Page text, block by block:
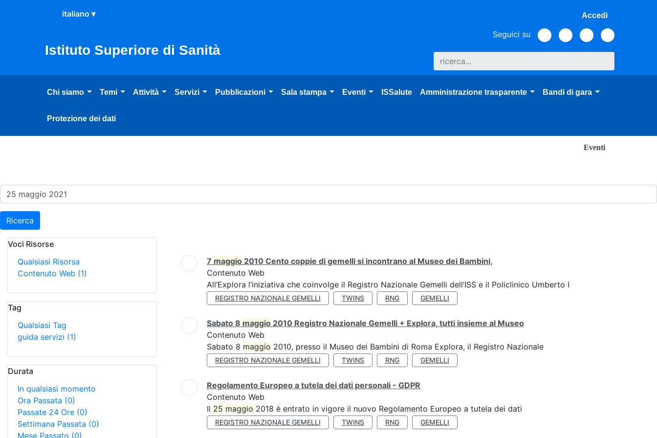
Salta al Contenuto
Salta al Footer
Accedi
Istituto Superiore di Sanità
Seguici su
Chi siamo Temi Attività Servizi Pubblicazioni Sala stampa Eventi ISSalute Amministrazione trasparente Bandi di gara
Protezione dei dati
Eventi
Ricerca
Voci Risorse
Qualsiasi Risorsa
Contenuto Web (1)
Tag
Qualsiasi Tag
guida servizi (1)
Durata
In qualsiasi momento
Ora Passata (0)
Passate 24 Ore (0)
Settimana Passata (0)
Mese Passato (0)
Ricerca
7 maggio 2010 Cento coppie di gemelli si incontrano al Museo dei Bambini,
Contenuto Web
All’Explora l’iniziativa che coinvolge il Registro Nazionale Gemelli dell’ISS e il Policlinico Umberto I
REGISTRO NAZIONALE GEMELLI TWINS RNG GEMELLI
Sabato 8 maggio 2010 Registro Nazionale Gemelli + Explora, tutti insieme al Museo
Contenuto Web
Sabato 8 maggio 2010, presso il Museo dei Bambini di Roma Explora, il Registro Nazionale
REGISTRO NAZIONALE GEMELLI TWINS RNG GEMELLI
Regolamento Europeo a tutela dei dati personali - GDPR
Contenuto Web
Il 25 maggio 2018 è entrato in vigore il nuovo Regolamento Europeo a tutela dei dati
REGISTRO NAZIONALE GEMELLI TWINS RNG GEMELLI